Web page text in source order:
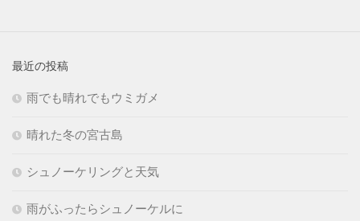
最近の投稿
雨でも晴れでもウミガメ
晴れた冬の宮古島
シュノーケリングと天気
雨がふったらシュノーケルに